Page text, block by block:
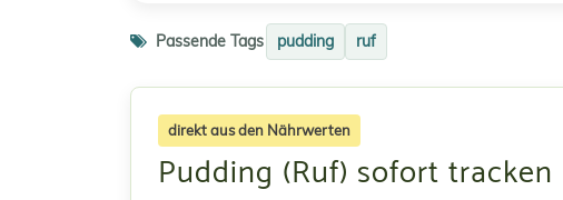
Passende Tags pudding ruf
direkt aus den Nährwerten
Pudding (Ruf) sofort tracken